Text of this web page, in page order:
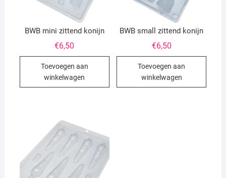
BWB mini zittend konijn
€6,50
Toevoegen aan
winkelwagen
BWB small zittend konijn
€6,50
Toevoegen aan
winkelwagen